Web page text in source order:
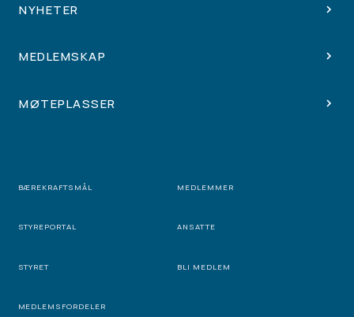
NYHETER
MEDLEMSKAP
MØTEPLASSER
BÆREKRAFTSMÅL MEDLEMMER
STYREPORTAL ANSATTE
STYRET BLI MEDLEM
MEDLEMSFORDELER